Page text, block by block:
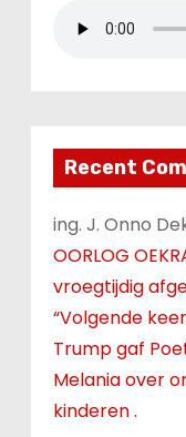
Recent
ing. J. Onno
OORLOG
vroegtijdig
“Volgende
Trump gaf
Melania over
kinderen .